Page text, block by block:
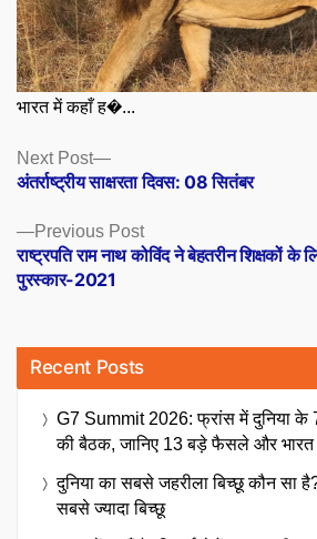
भारत में कहाँ ह�...
Posts
navigation
Previous PostPrevious
post:
राष्ट्रपति राम नाथ कोविंद ने बेहतरीन शिक्षकों के
पुरस्कार-2021
Next Post
Next
post:
अंतर्राष्ट्रीय साक्षरता दिवस: 08 सितंबर
Recent Posts
G7 Summit 2026: फ्रांस में दुनिया के
की बैठक, जानिए 13 बड़े फैसले और भारत
दुनिया का सबसे जहरीला बिच्छू कौन सा
सबसे ज्यादा बिच्छू